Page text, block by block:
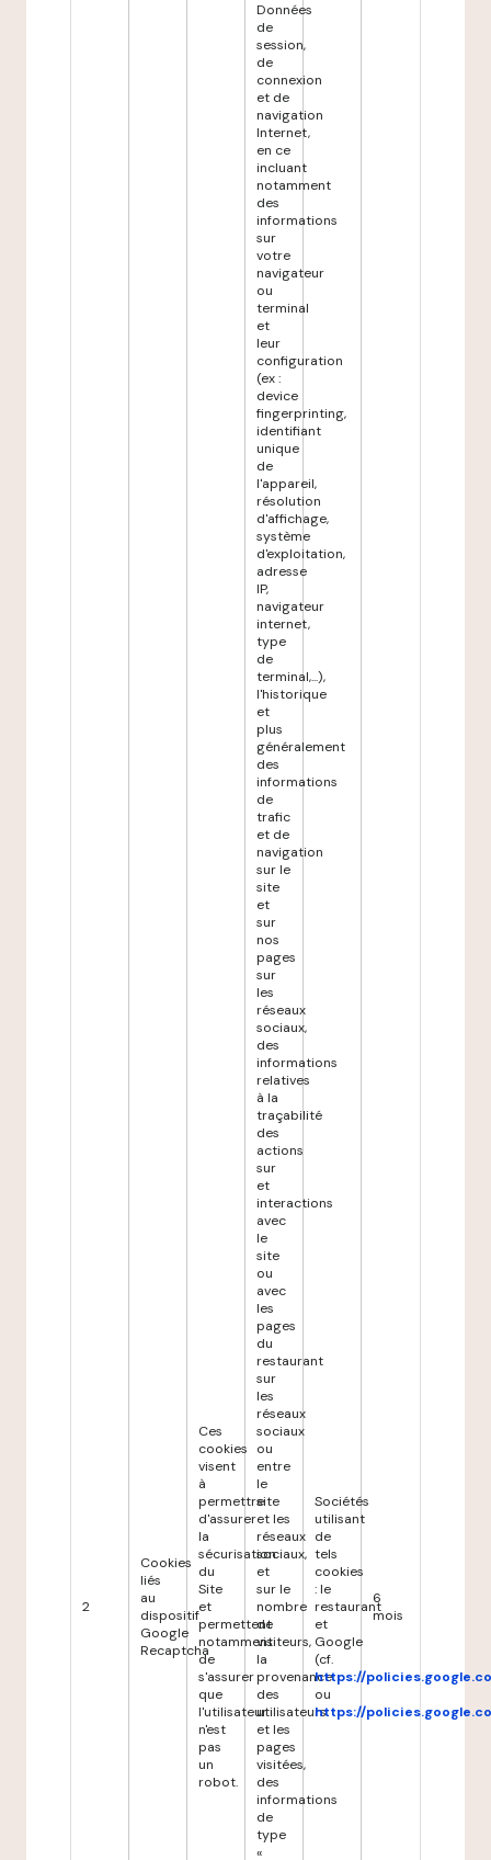
2
Cookies
liés
au
dispositif
Google
Recaptcha
Ces
cookies
visent
à
permettre
d'assurer
la
sécurisation
du
Site
et
permettent
notamment
de
s'assurer
que
l'utilisateur
n'est
pas
un
robot.
Données
de
session,
de
connexion
et de
navigation
Internet,
en ce
incluant
notamment
des
informations
sur
votre
navigateur
ou
terminal
et
leur
configuration
(ex :
device
fingerprinting,
identifiant
unique
de
l'appareil,
résolution
d'affichage,
système
d'exploitation,
adresse
IP,
navigateur
internet,
type
de
terminal,...),
l'historique
et
plus
généralement
des
informations
de
trafic
et de
navigation
sur le
site
et
sur
nos
pages
sur
les
réseaux
sociaux,
des
informations
relatives
à la
traçabilité
des
actions
sur
et
interactions
avec
le
site
ou
avec
les
pages
du
restaurant
sur
les
réseaux
sociaux
ou
entre
le
site
et les
réseaux
sociaux,
et
sur le
nombre
de
visiteurs,
la
provenance
des
utilisateurs
et les
pages
visitées,
des
informations
de
type
«
Sociétés
utilisant
de
tels
cookies
: le
restaurant
et
Google
(cf.
https://
ou
https://
6
mois